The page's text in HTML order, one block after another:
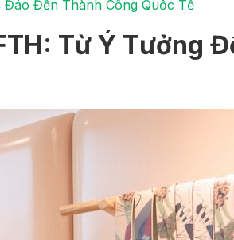
Đến Thành Công Quốc Tế
Từ Ý Tưởng